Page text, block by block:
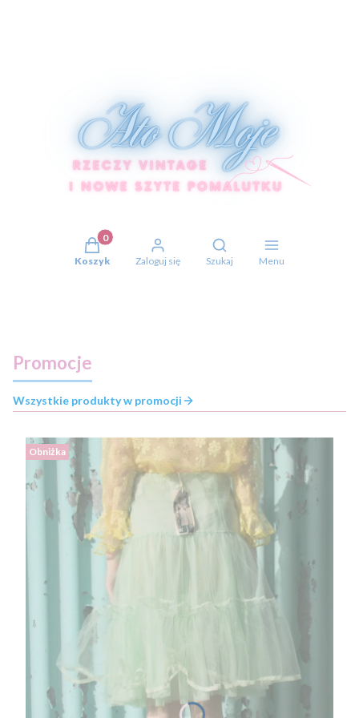
Produkty w koszyku: 0. Zobacz szczegóły
Koszyk Zaloguj się
Otwórz wyszukiwarkę
Szukaj Menu
Promocje
Wszystkie produkty w promocji
Obniżka